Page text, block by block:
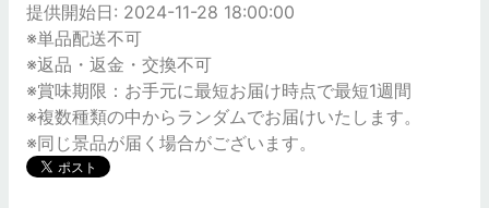
提供開始日: 2024-11-28 18:00:00
※単品配送不可
※返品・返金・交換不可
※賞味期限：お手元に最短お届け時点で最短1週間
※複数種類の中からランダムでお届けいたします。
※同じ景品が届く場合がございます。